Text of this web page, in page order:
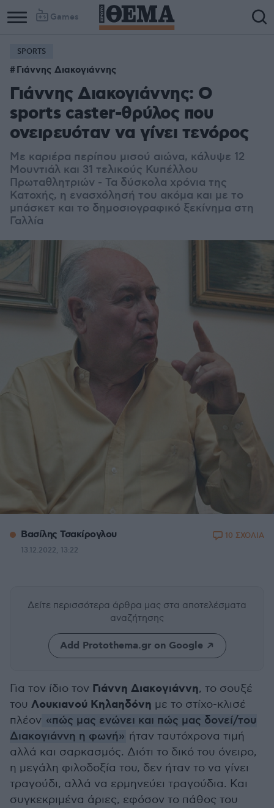
Games
Column
1
Column
2
SPORTS
Γιάννης Διακογιάννης
Γιάννης Διακογιάννης: Ο
sports caster-θρύλος που
ονειρευόταν να γίνει τενόρος
Με καριέρα περίπου μισού αιώνα, κάλυψε 12
Μουντιάλ και 31 τελικούς Κυπέλλου
Πρωταθλητριών - Τα δύσκολα χρόνια της
Κατοχής, η ενασχόλησή του ακόμα και με το
μπάσκετ και το δημοσιογραφικό ξεκίνημα στη
Γαλλία
Βασίλης Τσακίρογλου
13.12.2022, 13:22
10 ΣΧΟΛΙΑ
Δείτε περισσότερα άρθρα μας στα αποτελέσματα
αναζήτησης
Add Protothema.gr on Google
Για τον ίδιο τον Γιάννη Διακογιάννη, το σουξέ
του Λουκιανού Κηλαηδόνη με το στίχο-κλισέ
πλέον «πώς μας ενώνει και πώς μας δονεί/του
Διακογιάννη η φωνή» ήταν ταυτόχρονα τιμή
αλλά και σαρκασμός. Διότι το δικό του όνειρο,
η μεγάλη φιλοδοξία του, δεν ήταν το να γίνει
τραγούδι, αλλά να ερμηνεύει τραγούδια. Και
συγκεκριμένα άριες, εφόσον το πάθος του